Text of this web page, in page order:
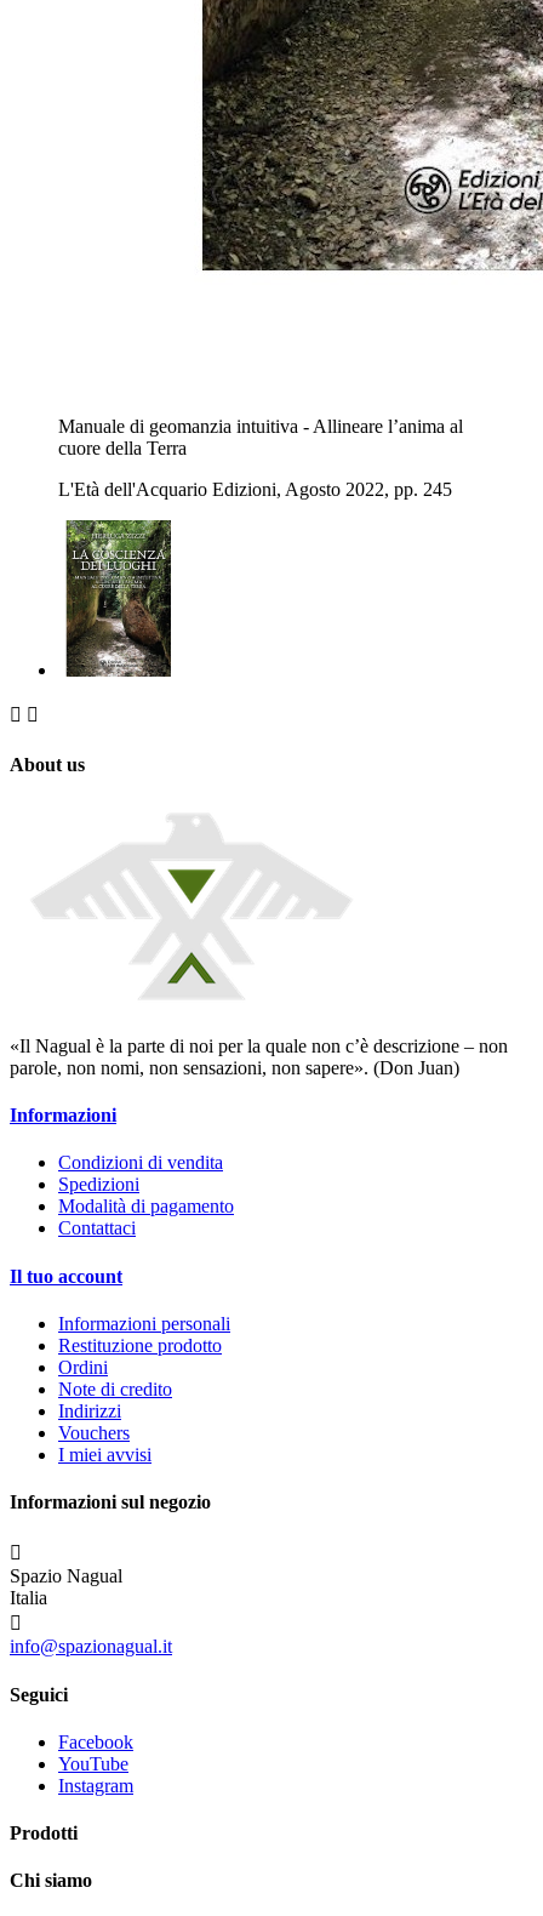
Manuale di geomanzia intuitiva - Allineare l’anima al
cuore della Terra
L'Età dell'Acquario Edizioni, Agosto 2022, pp. 245
 
About us
«Il Nagual è la parte di noi per la quale non c’è descrizione – non
parole, non nomi, non sensazioni, non sapere». (Don Juan)
Informazioni
Condizioni di vendita
Spedizioni
Modalità di pagamento
Contattaci
Il tuo account
Informazioni personali
Restituzione prodotto
Ordini
Note di credito
Indirizzi
Vouchers
I miei avvisi
Informazioni sul negozio

Spazio Nagual
Italia

info@spazionagual.it
Seguici
Facebook
YouTube
Instagram
Prodotti
Chi siamo